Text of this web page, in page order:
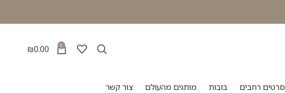
0
₪0.00
סרטים רחבים בובות מותגים מהעולם צור קשר